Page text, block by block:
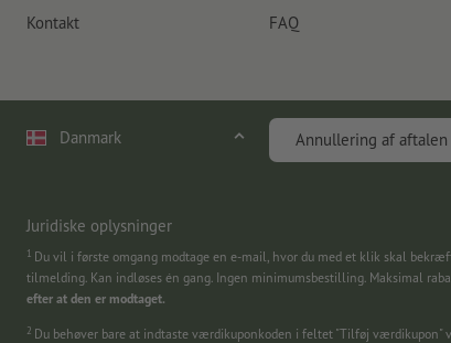
Kontakt
FAQ
Danmark Annullering af aftalen
Juridiske oplysninger
1 Du vil i første omgang modtage en e-mail, hvor du med et klik skal
tilmelding. Kan indløses én gang. Ingen minimumsbestilling. Maksimal
efter at den er modtaget.
2 Du behøver bare at indtaste værdikuponkoden i feltet "Tilføj værdikupon"